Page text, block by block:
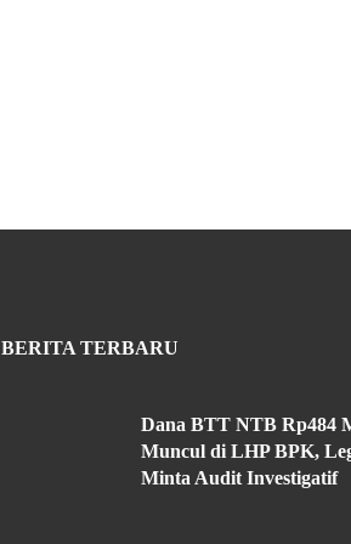
BERITA TERBARU
Dana BTT NTB Rp484
Muncul di LHP BPK,
Minta Audit Investigatif